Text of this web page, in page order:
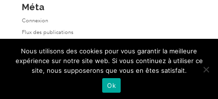
Méta
Connexion
Flux des publications
Site de WordPress-FR
Nous utilisons des cookies pour vous garantir la meilleure
expérience sur notre site web. Si vous continuez à utiliser ce
site, nous supposerons que vous en êtes satisfait.
Ok